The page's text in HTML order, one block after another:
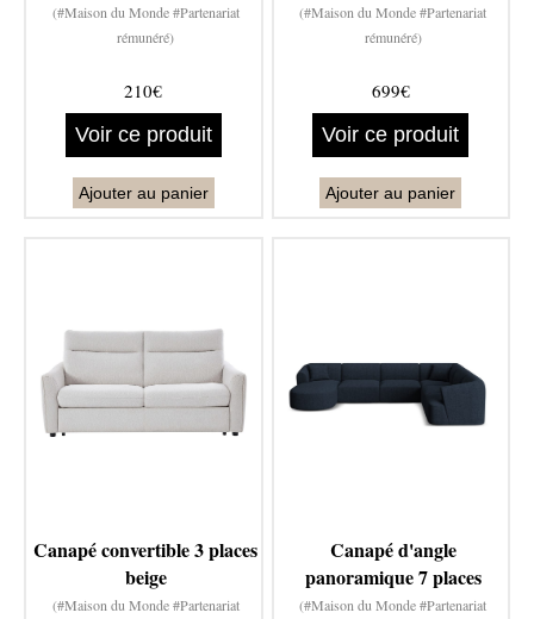
(#Maison du Monde #Partenariat
rémunéré)
210€
Voir ce produit
Ajouter au panier
(#Maison du Monde #Partenariat
rémunéré)
699€
Voir ce produit
Ajouter au panier
Canapé convertible 3 places
beige
(#Maison du Monde #Partenariat
Canapé d'angle
panoramique 7 places
(#Maison du Monde #Partenariat